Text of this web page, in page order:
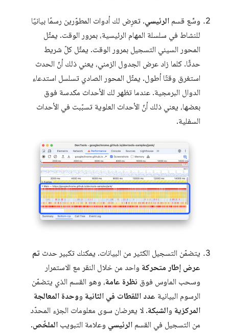
وسِّع قسم الرئيسي. تعرِض لك أدوات المطوّرين رسمًا بيانيًا
للنشاط في سلسلة المهام الرئيسية، بمرور الوقت. يمثّل
المحور السيني التسجيل بمرور الوقت. يمثّل كلّ شريط
حدثًا. كلما زاد عرض الجدول الزمني، يعني ذلك أنّ الحدث
استغرق وقتًا أطول. يمثّل المحور الصادي تسلسل استدعاء
الدوال البرمجية. عندما تظهر لك الأحداث مكدسة فوق
بعضها، يعني ذلك أنّ الأحداث العلوية تسبّبت في الأحداث
السفلية.
يتضمّن التسجيل الكثير من البيانات. يمكنك تكبير حدث تم
عرض إطار متحركة واحد من خلال النقر مع الاستمرار
وسحب الماوس فوق نظرة عامة، وهو القسم الذي يتضمّن
الرسوم البيانية عدد اللقطات في الثانية ووحدة المعالجة
المركزية والشبكة. لا يعرضان سوى معلومات الجزء المحدّد
من التسجيل في القسم الرئيسي وعلامة التبويب الملخّص.